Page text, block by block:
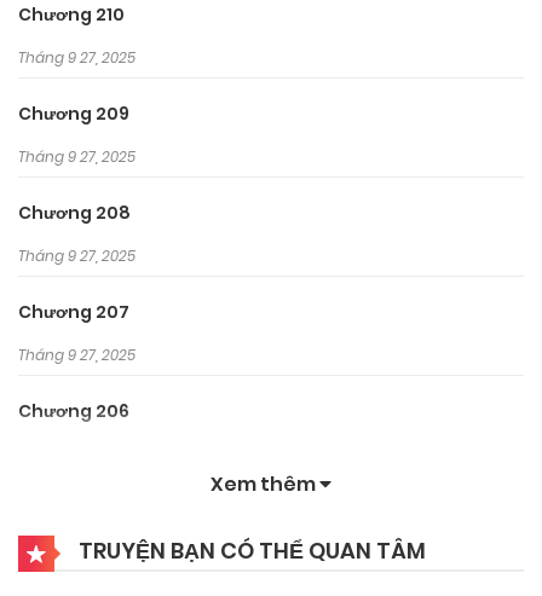
Chương 210
Tháng 9 27, 2025
Chương 209
Tháng 9 27, 2025
Chương 208
Tháng 9 27, 2025
Chương 207
Tháng 9 27, 2025
Chương 206
Tháng 9 27, 2025
Xem thêm
TRUYỆN BẠN CÓ THỂ QUAN TÂM